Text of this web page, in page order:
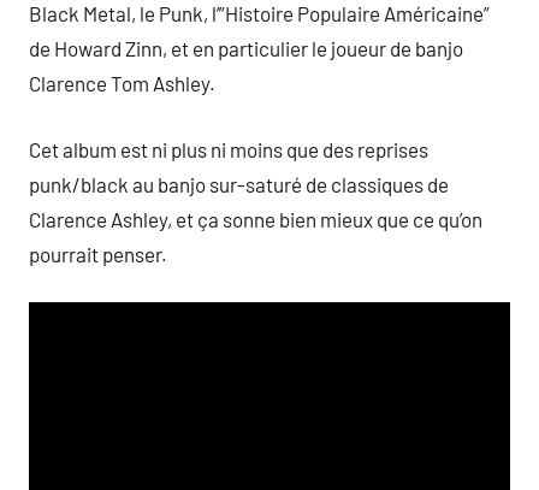
Black Metal, le Punk, l’”Histoire Populaire Américaine”
de Howard Zinn, et en particulier le joueur de banjo
Clarence Tom Ashley.
Cet album est ni plus ni moins que des reprises
punk/black au banjo sur-saturé de classiques de
Clarence Ashley, et ça sonne bien mieux que ce qu’on
pourrait penser.